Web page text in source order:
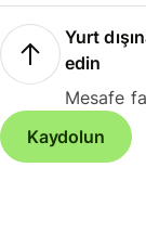
Yurt
edin
Mesafe
Kaydolun